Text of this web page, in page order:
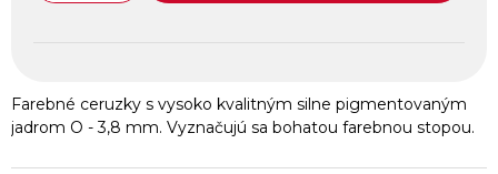
Farebné ceruzky s vysoko kvalitným silne pigmentovaným
jadrom O - 3,8 mm. Vyznačujú sa bohatou farebnou stopou.